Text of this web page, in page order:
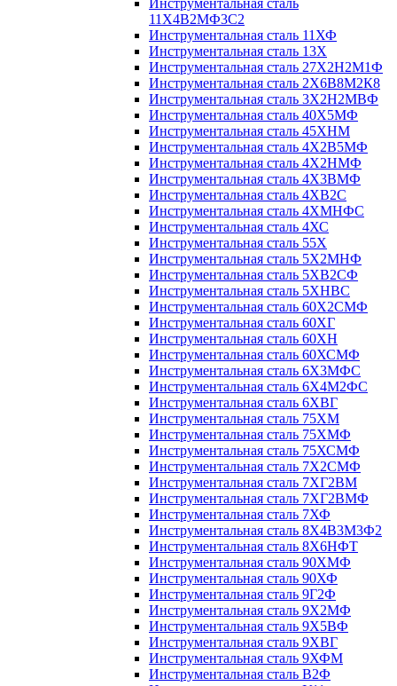
Инструментальная сталь
11Х4В2МФ3С2
Инструментальная сталь 11ХФ
Инструментальная сталь 13Х
Инструментальная сталь 27Х2Н2М1Ф
Инструментальная сталь 2Х6В8М2К8
Инструментальная сталь 3Х2Н2МВФ
Инструментальная сталь 40Х5МФ
Инструментальная сталь 45ХНМ
Инструментальная сталь 4Х2В5МФ
Инструментальная сталь 4Х2НМФ
Инструментальная сталь 4Х3ВМФ
Инструментальная сталь 4ХВ2С
Инструментальная сталь 4ХМНФС
Инструментальная сталь 4ХС
Инструментальная сталь 55Х
Инструментальная сталь 5Х2МНФ
Инструментальная сталь 5ХВ2СФ
Инструментальная сталь 5ХНВС
Инструментальная сталь 60Х2СМФ
Инструментальная сталь 60ХГ
Инструментальная сталь 60ХН
Инструментальная сталь 60ХСМФ
Инструментальная сталь 6Х3МФС
Инструментальная сталь 6Х4М2ФС
Инструментальная сталь 6ХВГ
Инструментальная сталь 75ХМ
Инструментальная сталь 75ХМФ
Инструментальная сталь 75ХСМФ
Инструментальная сталь 7Х2СМФ
Инструментальная сталь 7ХГ2ВМ
Инструментальная сталь 7ХГ2ВМФ
Инструментальная сталь 7ХФ
Инструментальная сталь 8Х4В3М3Ф2
Инструментальная сталь 8Х6НФТ
Инструментальная сталь 90ХМФ
Инструментальная сталь 90ХФ
Инструментальная сталь 9Г2Ф
Инструментальная сталь 9Х2МФ
Инструментальная сталь 9Х5ВФ
Инструментальная сталь 9ХВГ
Инструментальная сталь 9ХФМ
Инструментальная сталь В2Ф